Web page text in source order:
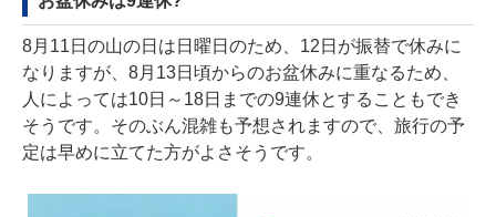
8月11日の山の日は日曜日のため、12日が振替で休みに
なりますが、8月13日頃からのお盆休みに重なるため、
人によっては10日～18日までの9連休とすることもでき
そうです。そのぶん混雑も予想されますので、旅行の予
定は早めに立てた方がよさそうです。